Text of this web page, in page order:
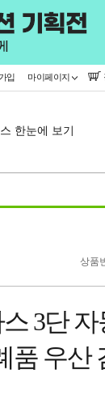
입 마이페이지
한눈에 보기
상품
3단
품 우산